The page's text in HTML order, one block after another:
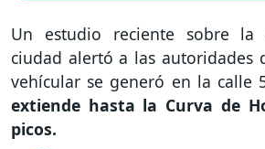
Un estudio reciente sobre
ciudad alertó a las autoridades
vehícular se generó en la calle
extiende hasta la Curva de
picos.